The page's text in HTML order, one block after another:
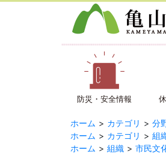
防災・安全情報
ホーム カテゴリ 分
ホーム
カテゴリ 組
ホーム
組織 市民文